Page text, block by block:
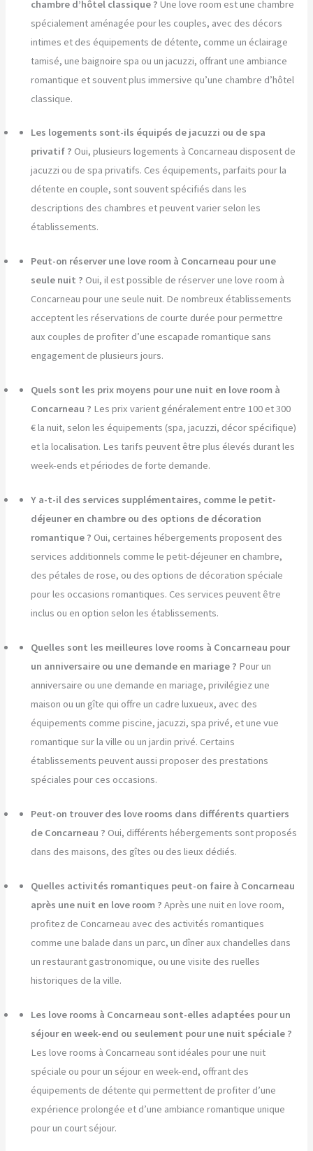
chambre d’hôtel classique ? Une love room est une chambre
spécialement aménagée pour les couples, avec des décors
intimes et des équipements de détente, comme un éclairage
tamisé, une baignoire spa ou un jacuzzi, offrant une ambiance
romantique et souvent plus immersive qu’une chambre d’hôtel
classique.
Les logements sont-ils équipés de jacuzzi ou de spa
privatif ? Oui, plusieurs logements à Concarneau disposent de
jacuzzi ou de spa privatifs. Ces équipements, parfaits pour la
détente en couple, sont souvent spécifiés dans les
descriptions des chambres et peuvent varier selon les
établissements.
Peut-on réserver une love room à Concarneau pour une
seule nuit ? Oui, il est possible de réserver une love room à
Concarneau pour une seule nuit. De nombreux établissements
acceptent les réservations de courte durée pour permettre
aux couples de profiter d’une escapade romantique sans
engagement de plusieurs jours.
Quels sont les prix moyens pour une nuit en love room à
Concarneau ? Les prix varient généralement entre 100 et 300
€ la nuit, selon les équipements (spa, jacuzzi, décor spécifique)
et la localisation. Les tarifs peuvent être plus élevés durant les
week-ends et périodes de forte demande.
Y a-t-il des services supplémentaires, comme le petit-
déjeuner en chambre ou des options de décoration
romantique ? Oui, certaines hébergements proposent des
services additionnels comme le petit-déjeuner en chambre,
des pétales de rose, ou des options de décoration spéciale
pour les occasions romantiques. Ces services peuvent être
inclus ou en option selon les établissements.
Quelles sont les meilleures love rooms à Concarneau pour
un anniversaire ou une demande en mariage ? Pour un
anniversaire ou une demande en mariage, privilégiez une
maison ou un gîte qui offre un cadre luxueux, avec des
équipements comme piscine, jacuzzi, spa privé, et une vue
romantique sur la ville ou un jardin privé. Certains
établissements peuvent aussi proposer des prestations
spéciales pour ces occasions.
Peut-on trouver des love rooms dans différents quartiers
de Concarneau ? Oui, différents hébergements sont proposés
dans des maisons, des gîtes ou des lieux dédiés.
Quelles activités romantiques peut-on faire à Concarneau
après une nuit en love room ? Après une nuit en love room,
profitez de Concarneau avec des activités romantiques
comme une balade dans un parc, un dîner aux chandelles dans
un restaurant gastronomique, ou une visite des ruelles
historiques de la ville.
Les love rooms à Concarneau sont-elles adaptées pour un
séjour en week-end ou seulement pour une nuit spéciale ?
Les love rooms à Concarneau sont idéales pour une nuit
spéciale ou pour un séjour en week-end, offrant des
équipements de détente qui permettent de profiter d’une
expérience prolongée et d’une ambiance romantique unique
pour un court séjour.